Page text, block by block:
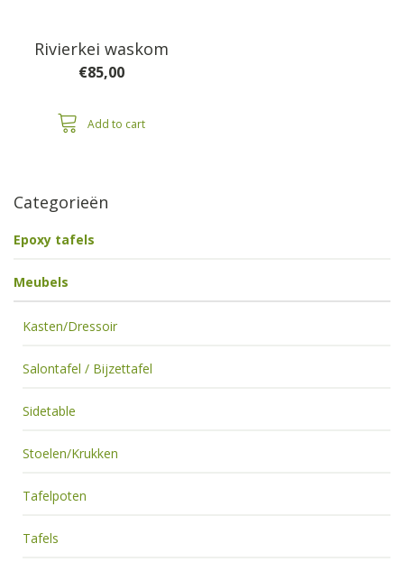
Rivierkei waskom
€85,00
Add to cart
Categorieën
Epoxy tafels
Meubels
Kasten/Dressoir
Salontafel / Bijzettafel
Sidetable
Stoelen/Krukken
Tafelpoten
Tafels